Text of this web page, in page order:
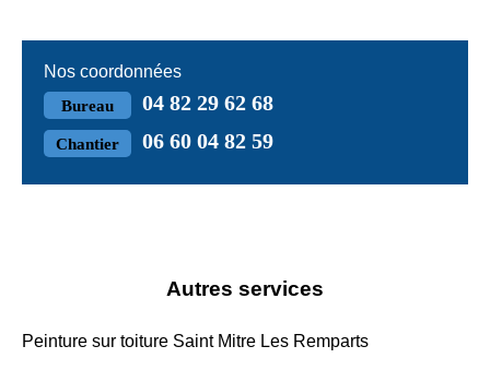
Nos coordonnées
Bureau 04 82 29 62 68
Chantier 06 60 04 82 59
Autres services
Peinture sur toiture Saint Mitre Les Remparts